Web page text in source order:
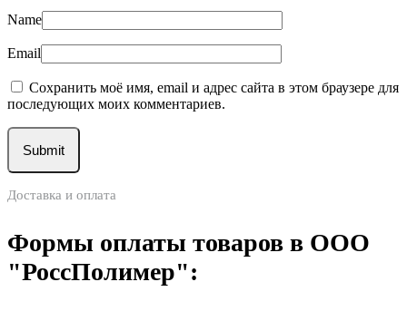
Name
Email
Сохранить моё имя, email и адрес сайта в этом браузере для
последующих моих комментариев.
Доставка и оплата
Формы оплаты товаров в ООО
"РоссПолимер":